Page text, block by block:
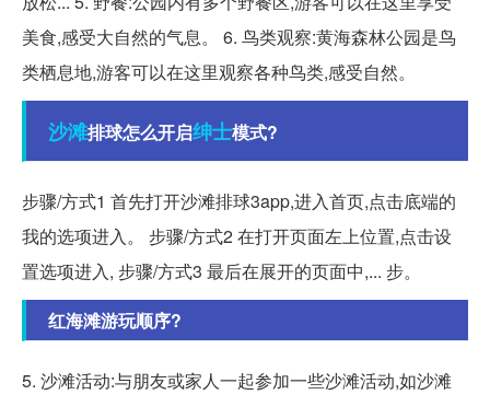
美食,感受大自然的气息。 6. 鸟类观察:黄海森林公园是鸟
类栖息地,游客可以在这里观察各种鸟类,感受自然。
沙滩排球怎么开启绅士模式?
步骤/方式1 首先打开沙滩排球3app,进入首页,点击底端的
我的选项进入。 步骤/方式2 在打开页面左上位置,点击设
置选项进入, 步骤/方式3 最后在展开的页面中,... 步。
红海滩游玩顺序?
5. 沙滩活动:与朋友或家人一起参加一些沙滩活动,如沙滩